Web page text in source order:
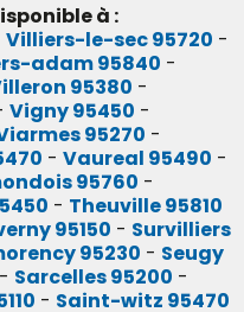
à :
Villiers-le-sec 95720 -
adam 95840 -
95380 -
Vigny 95450 -
95270 -
- Vaureal 95490 -
95760 -
- Theuville 95810
95150 - Survilliers
95230 - Seugy
- Sarcelles 95200 -
- Saint-witz 95470